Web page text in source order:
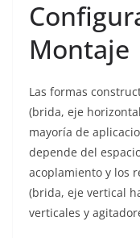
Montaje
Las formas
(brida, eje
mayoría de
depende del
acoplamiento y los
(brida, eje vertical
verticales y